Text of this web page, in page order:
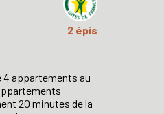
2 épis
4 appartements au
20 minutes de la